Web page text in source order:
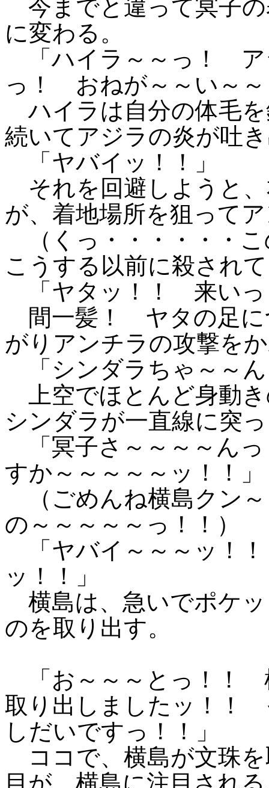
今までと違って冥子
に変わる。
「ハイラ～～っ！ ア
っ！ おねが～～い～～
ハイラは自分の体毛
続いてアジラの炎が吐
「ヤバイッ！！」
それを回避しようと
が、着地場所を狙って
（くっ・・・・・・
こうする以前に殺され
「ヤタッ！！ 来いっ
間一髪！ ヤタの足に
がりアンチラの攻撃を
「シンダラちゃ～～
上空でほとんど身動
シンダラが一直線に突
「冥子さ～～～～ん
すか～～～～～ッ！！」
（ごめんね横島クン
の～～～～～っ！！）
「ヤバイ～～～ッ！
ッ！！」
横島は、急いでポケ
のを取り出す。
「お～～～とっ！！
取り出しましたッ！！
しだいですっ！！」
ココで、横島が文珠
目が、横島に注目され